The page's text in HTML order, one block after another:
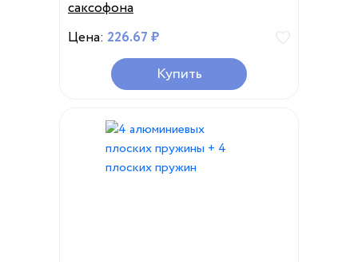
саксофона
Цена: 226.67 ₽
Купить